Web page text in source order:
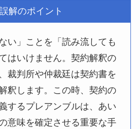
誤解のポイント
い」ことを「読み流しても
はいけません。契約解釈の
裁判所や仲裁廷は契約書を
釈します。この時、契約の
するプレアンブルは、あい
意味を確定させる重要な手